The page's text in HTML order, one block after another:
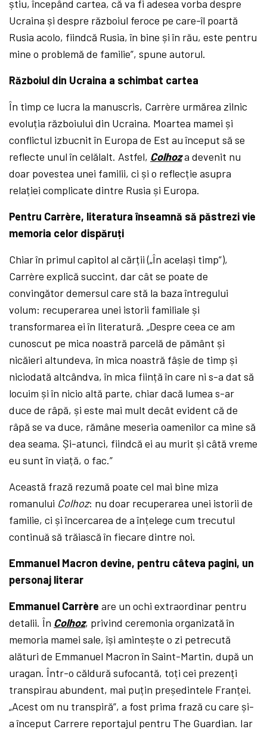
știu, începând cartea, că va fi adesea vorba despre
Ucraina și despre războiul feroce pe care-îl poartă
Rusia acolo, fiindcă Rusia, în bine și în rău, este pentru
mine o problemă de familie”, spune autorul.
Războiul din Ucraina a schimbat cartea
În timp ce lucra la manuscris, Carrère urmărea zilnic
evoluția războiului din Ucraina. Moartea mamei și
conflictul izbucnit în Europa de Est au început să se
reflecte unul în celălalt. Astfel, Colhoza devenit nu
doar povestea unei familii, ci și o reflecție asupra
relației complicate dintre Rusia și Europa.
Pentru Carrère, literatura înseamnă să păstrezi vie
memoria celor dispăruți
Chiar în primul capitol al cărții („În același timp”),
Carrère explică succint, dar cât se poate de
convingător demersul care stă la baza întregului
volum: recuperarea unei istorii familiale și
transformarea ei în literatură. „Despre ceea ce am
cunoscut pe mica noastră parcelă de pământ și
nicăieri altundeva, în mica noastră fâșie de timp și
niciodată altcândva, în mica ființă în care ni s-a dat să
locuim și în nicio altă parte, chiar dacă lumea s-ar
duce de râpă, și este mai mult decât evident că de
râpă se va duce, rămâne meseria oamenilor ca mine să
dea seama. Și-atunci, fiindcă ei au murit și câtă vreme
eu sunt în viață, o fac.”
Această frază rezumă poate cel mai bine miza
romanului Colhoz: nu doar recuperarea unei istorii de
familie, ci și încercarea de a înțelege cum trecutul
continuă să trăiască în fiecare dintre noi.
Emmanuel Macron devine, pentru câteva pagini, un
personaj literar
Emmanuel Carrère are un ochi extraordinar pentru
detalii. În Colhoz, privind ceremonia organizată în
memoria mamei sale, își amintește o zi petrecută
alături de Emmanuel Macron în Saint-Martin, după un
uragan. Într-o căldură sufocantă, toți cei prezenți
transpirau abundent, mai puțin președintele Franței.
„Acest om nu transpiră”, a fost prima frază cu care și-
a început Carrere reportajul pentru The Guardian. Iar